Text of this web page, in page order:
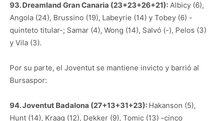
93. Dreamland Gran Canaria (23+23+26+21): Albicy (6),
Angola (24), Brussino (19), Labeyrie (14) y Tobey (6) -
quinteto titular-; Samar (4), Wong (14), Salvó (-), Pelos (3)
y Vila (3).
Por su parte, el Joventut se mantiene invicto y barrió al
Bursaspor:
94. Joventut Badalona (27+13+31+23): Hakanson (5),
Hunt (14), Kraag (12), Dekker (9), Tomic (13) -cinco